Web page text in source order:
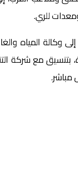
للري.
إلى وكالة المياه
مع شركة
مباشر.